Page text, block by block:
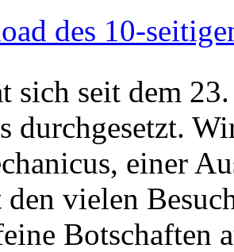
des 10-
sich seit dem
durchgesetzt.
einer
vielen
Botschaften